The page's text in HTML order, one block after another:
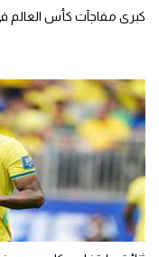
كبرى مفاجآت كأس العالم في